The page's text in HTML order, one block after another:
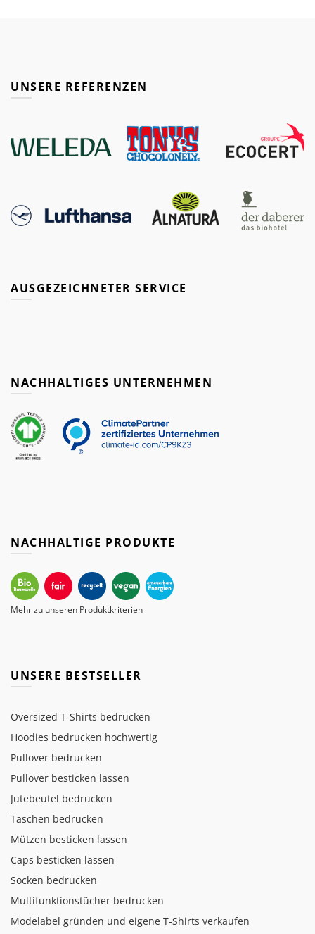
UNSERE REFERENZEN
AUSGEZEICHNETER SERVICE
NACHHALTIGES UNTERNEHMEN
NACHHALTIGE PRODUKTE
Mehr zu unseren Produktkriterien
UNSERE BESTSELLER
Oversized T-Shirts bedrucken
Hoodies bedrucken hochwertig
Pullover bedrucken
Pullover besticken lassen
Jutebeutel bedrucken
Taschen bedrucken
Mützen besticken lassen
Caps besticken lassen
Socken bedrucken
Multifunktionstücher bedrucken
Modelabel gründen und eigene T-Shirts verkaufen